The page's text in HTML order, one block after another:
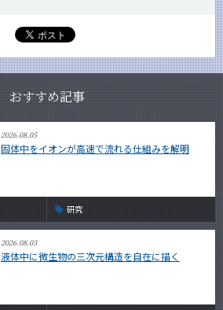
おすすめ記事
2026.08.05
固体中をイオンが高速で流れる仕組みを解明
研究
2026.08.03
液体中に微生物の三次元構造を自在に描く